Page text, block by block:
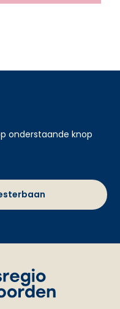
onderstaande knop